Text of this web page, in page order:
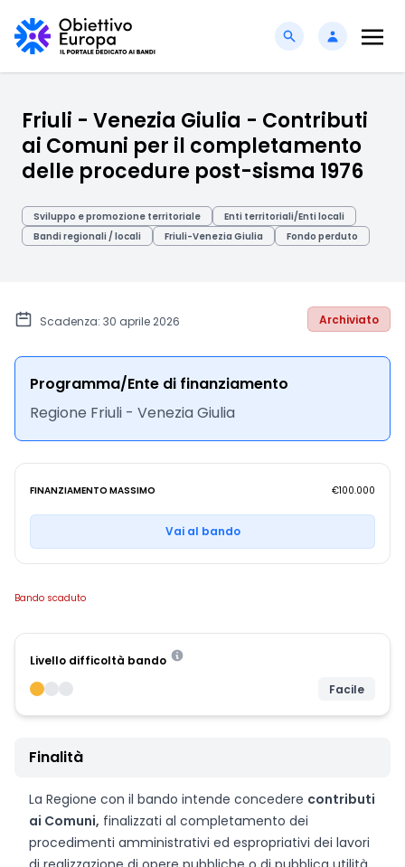
Friuli - Venezia Giulia - Contributi
ai Comuni per il completamento
delle procedure post-sisma 1976
Sviluppo e promozione territoriale
Enti territoriali/Enti locali
Bandi regionali / locali
Friuli-Venezia Giulia Fondo perduto
Scadenza: 30 aprile 2026 Archiviato
Programma/Ente di finanziamento
Regione Friuli - Venezia Giulia
FINANZIAMENTO MASSIMO €100.000
Vai al bando
Bando scaduto
Livello difficoltà bando
Facile
Finalità
La Regione con il bando intende concedere contributi
ai Comuni, finalizzati al completamento dei
procedimenti amministrativi ed espropriativi dei lavori